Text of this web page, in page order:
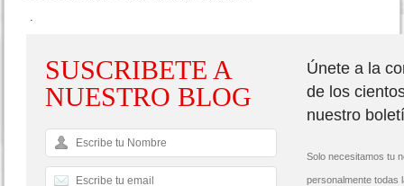
SUSCRIBETE A
NUESTRO BLOG
Únete a la
de los
nuestro
Solo necesitamos tu
personalmente todas